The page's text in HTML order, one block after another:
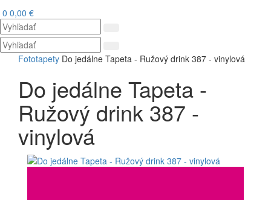
0 0,00 €
Fototapety Do jedálne Tapeta - Ružový drink 387 - vinylová
Do jedálne Tapeta -
Ružový drink 387 -
vinylová